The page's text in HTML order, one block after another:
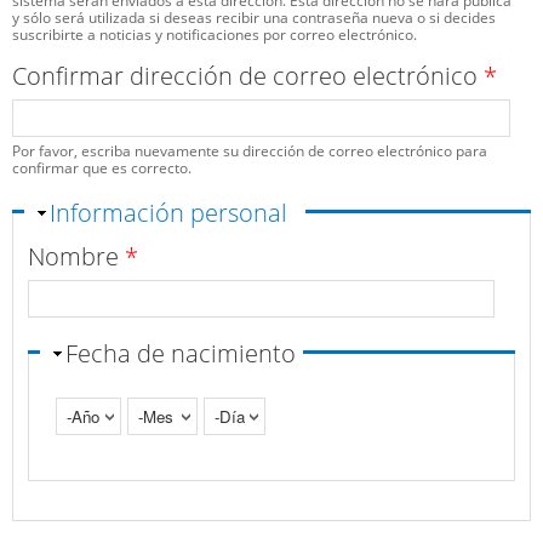
y sólo será utilizada si deseas recibir una contraseña nueva o si decides
suscribirte a noticias y notificaciones por correo electrónico.
Confirmar dirección de correo electrónico *
Por favor, escriba nuevamente su dirección de correo electrónico para
confirmar que es correcto.
Ocultar
Información personal
Nombre *
Fecha de nacimiento
Año
Mes Día